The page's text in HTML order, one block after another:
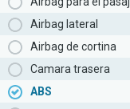
Airbag lateral
Airbag de cortina
Camara trasera
ABS